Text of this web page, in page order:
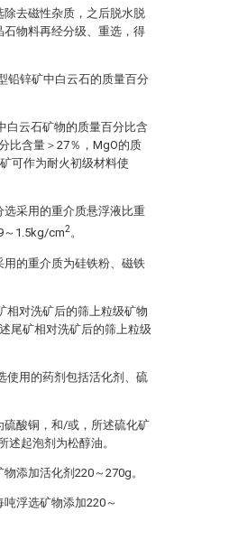
去磁性杂质，之后脱水脱
物料再经分级、重选，得
铅锌矿中白云石的质量百分
白云石矿物的质量百分比含
比含量＞27％，MgO的质
可作为耐火初级材料使
采用的重介质悬浮液比重
～1.5kg/cm2。
的重介质为硅铁粉、磁铁
相对洗矿后的筛上粒级矿物
尾矿相对洗矿后的筛上粒级
使用的药剂包括活化剂、硫
酸铜，和/或，所述硫化矿
述起泡剂为松醇油。
添加活化剂220～270g。
浮选矿物添加220～